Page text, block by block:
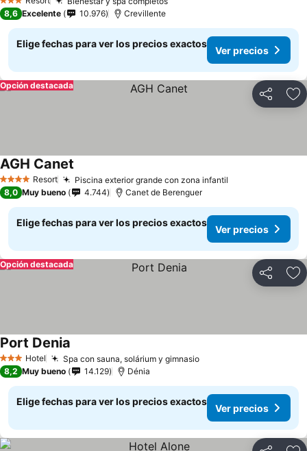
3 Estrellas
8,6 Excelente 10.976 Crevillente
Elige fechas para ver los precios exactos
Ver precios
Compartir
Opción destacada
4 EstrellasResort Piscina exterior grande con zona infantil
AGH Canet
8,0 Muy bueno 4.744 Canet de Berenguer
Elige fechas para ver los precios exactos
Ver precios
Compartir
Opción destacada
3 Estrellas
Hotel Spa con sauna, solárium y gimnasio
Port Denia
8,2 Muy bueno 14.129 Dénia
Elige fechas para ver los precios exactos
Ver precios